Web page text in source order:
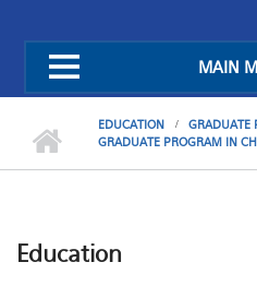
MAIN
EDUCATION
GRADUATE
GRADUATE PROGRAM IN
Education